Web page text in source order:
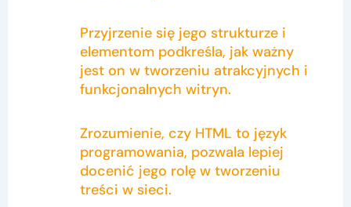
Przyjrzenie się jego strukturze i
elementom podkreśla, jak ważny
jest on w tworzeniu atrakcyjnych i
funkcjonalnych witryn.
Zrozumienie, czy HTML to język
programowania, pozwala lepiej
docenić jego rolę w tworzeniu
treści w sieci.